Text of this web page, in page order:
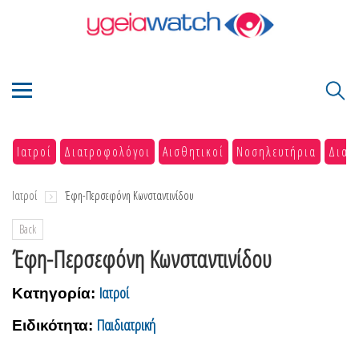
Ιατροί Διατροφολόγοι Αισθητικοί Νοσηλευτήρια
Ιατροί Έφη-Περσεφόνη Κωνσταντινίδου
Back
Έφη-Περσεφόνη Κωνσταντινίδου
Κατηγορία: Ιατροί
Ειδικότητα: Παιδιατρική